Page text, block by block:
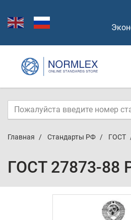
Главная Стандарты РФ ГОСТ
ГОСТ 27873-88